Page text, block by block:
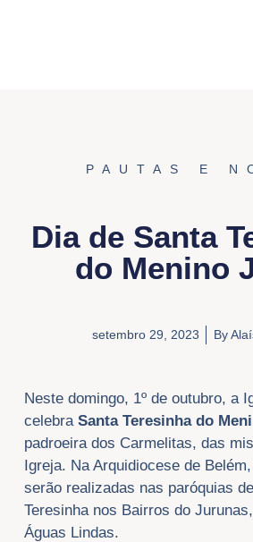
PAUTAS E
Dia de Santa
do Menino
setembro 29, 2023 By
Neste domingo, 1º de outubro, a
celebra Santa Teresinha do
padroeira dos Carmelitas, das
Igreja. Na Arquidiocese de
serão realizadas nas paróquias
Teresinha nos Bairros do
Águas Lindas.